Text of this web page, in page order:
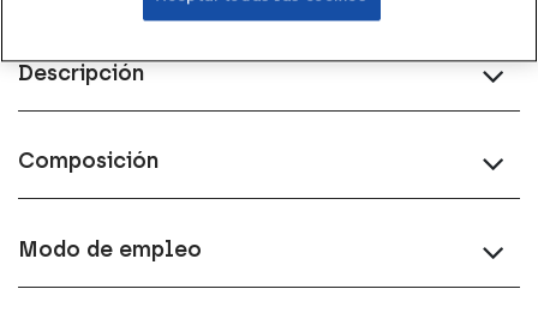
Descripción
Composición
Modo de empleo